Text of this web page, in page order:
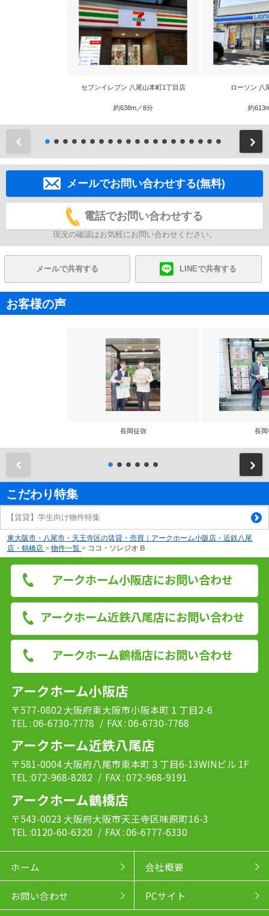
セブンイレブン 八尾山本町1丁目店
約638m／8分
ローソン 八
約
メールでお問い合わせする(無料)
電話でお問い合わせする
現況の確認はお気軽にお問い合わせください。
メールで共有する LINEで共有する
お客様の声
長岡征弥 長岡
こだわり特集
【賃貸】学生向け物件特集
東大阪市・八尾市・天王寺区の賃貸・売買｜アークホーム小阪店・近鉄八尾
店・鶴橋店 > 物件一覧 > ココ・ソレジオ B
アークホーム小阪店にお問い合わせ
アークホーム近鉄八尾店にお問い合わせ
アークホーム鶴橋店にお問い合わせ
アークホーム小阪店
〒577-0802 大阪府東大阪市小阪本町１丁目2-6
TEL : 06-6730-7778 / FAX : 06-6730-7768
アークホーム近鉄八尾店
〒581-0004 大阪府八尾市東本町３丁目6-13WINビル 1F
TEL :072-968-8282 / FAX : 072-968-9191
アークホーム鶴橋店
〒543-0023 大阪府大阪市天王寺区味原町16-3
TEL :0120-60-6320 / FAX : 06-6777-6330
ホーム 会社概要
お問い合わせ PCサイト